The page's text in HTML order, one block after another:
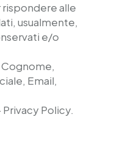
alle
usualmente,
e/o
Email,
Policy.